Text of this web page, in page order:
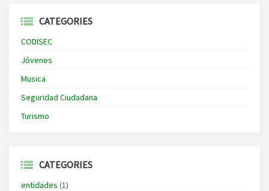
CATEGORIES
CODISEC
Jóvenes
Musica
Seguridad Ciudadana
Turismo
CATEGORIES
entidades (1)